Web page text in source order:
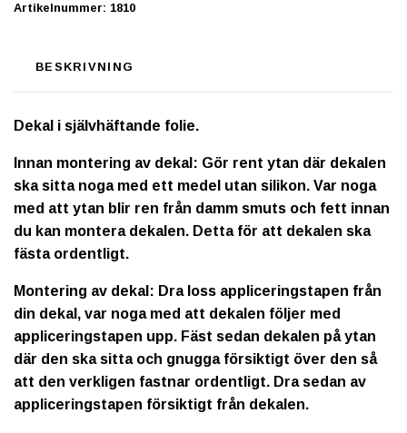
Artikelnummer: 1810
BESKRIVNING
Dekal i självhäftande folie.
Innan montering av dekal: Gör rent ytan där dekalen
ska sitta noga med ett medel utan silikon. Var noga
med att ytan blir ren från damm smuts och fett innan
du kan montera dekalen. Detta för att dekalen ska
fästa ordentligt.
Montering av dekal: Dra loss appliceringstapen från
din dekal, var noga med att dekalen följer med
appliceringstapen upp. Fäst sedan dekalen på ytan
där den ska sitta och gnugga försiktigt över den så
att den verkligen fastnar ordentligt. Dra sedan av
appliceringstapen försiktigt från dekalen.